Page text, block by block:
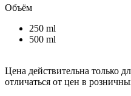
Объём
250 ml
500 ml
Цена действительна только
отличаться от цен в